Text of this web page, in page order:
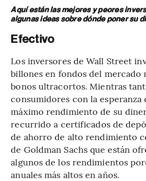
Aquí están las mejores y peores
algunas ideas sobre dónde poner su
Efectivo
Los inversores de Wall Street
billones en fondos del mercado
bonos ultracortos. Mientras
consumidores con la esperanza
máximo rendimiento de su
recurrido a certificados de
de ahorro de alto rendimiento
de Goldman Sachs que están
algunos de los rendimientos
anuales más altos en años.